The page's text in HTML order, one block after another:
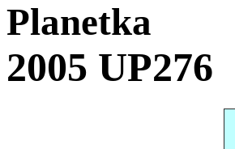
Planetka
2005 UP276